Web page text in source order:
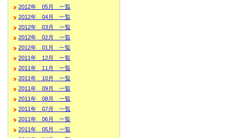
2012年 05月 一覧
2012年 04月 一覧
2012年 03月 一覧
2012年 02月 一覧
2012年 01月 一覧
2011年 12月 一覧
2011年 11月 一覧
2011年 10月 一覧
2011年 09月 一覧
2011年 08月 一覧
2011年 07月 一覧
2011年 06月 一覧
2011年 05月 一覧